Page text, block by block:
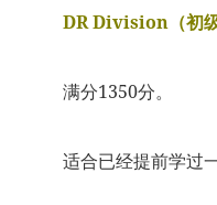
DR Division（初
满分1350分。
适合已经提前学过